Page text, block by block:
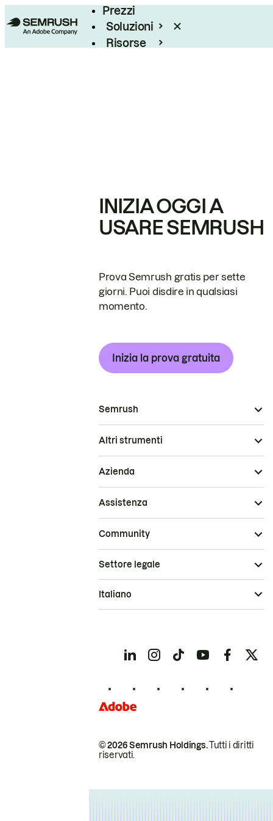
Prezzi
Soluzioni
Risorse
INIZIA OGGI A
USARE SEMRUSH
Prova Semrush gratis per sette
giorni. Puoi disdire in qualsiasi
momento.
Inizia la prova gratuita
Semrush
Altri strumenti
Azienda
Assistenza
Community
© 2026 Semrush Holdings.Tutti i diritti
riservati.
Settore legale
Italiano